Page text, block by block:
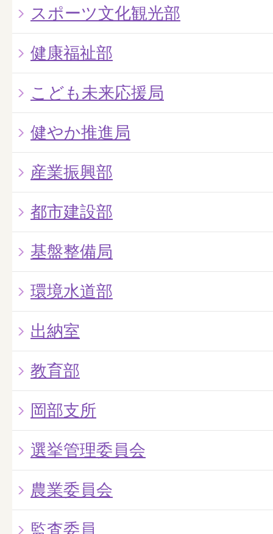
スポーツ文化観光部
健康福祉部
こども未来応援局
健やか推進局
産業振興部
都市建設部
基盤整備局
環境水道部
出納室
教育部
岡部支所
選挙管理委員会
農業委員会
監査委員